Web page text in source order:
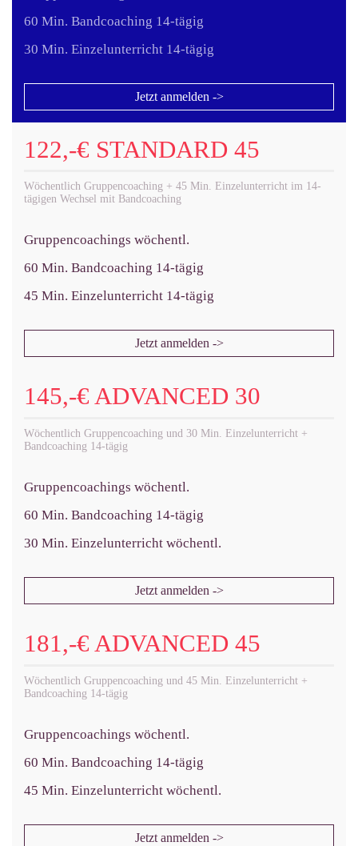
60 Min. Bandcoaching 14-tägig
30 Min. Einzelunterricht 14-tägig
Jetzt anmelden ->
122,-€ STANDARD 45
Wöchentlich Gruppencoaching + 45 Min. Einzelunterricht im 14-
tägigen Wechsel mit Bandcoaching
Gruppencoachings wöchentl.
60 Min. Bandcoaching 14-tägig
45 Min. Einzelunterricht 14-tägig
Jetzt anmelden ->
145,-€ ADVANCED 30
Wöchentlich Gruppencoaching und 30 Min. Einzelunterricht +
Bandcoaching 14-tägig
Gruppencoachings wöchentl.
60 Min. Bandcoaching 14-tägig
30 Min. Einzelunterricht wöchentl.
Jetzt anmelden ->
181,-€ ADVANCED 45
Wöchentlich Gruppencoaching und 45 Min. Einzelunterricht +
Bandcoaching 14-tägig
Gruppencoachings wöchentl.
60 Min. Bandcoaching 14-tägig
45 Min. Einzelunterricht wöchentl.
Jetzt anmelden ->